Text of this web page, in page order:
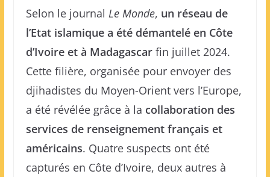
Selon le journal Le Monde, un réseau de
l’Etat islamique a été démantelé en Côte
d’Ivoire et à Madagascarfin juillet 2024.
Cette filière, organisée pour envoyer des
djihadistes du Moyen-Orient vers l’Europe,
a été révélée grâce à la collaboration des
services de renseignement français et
américains. Quatre suspects ont été
capturés en Côte d’Ivoire, deux autres à